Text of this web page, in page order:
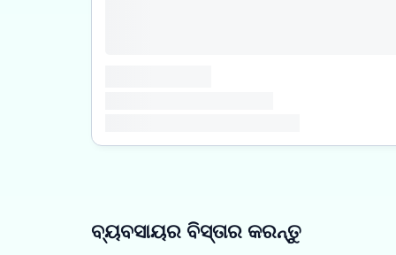
ବ୍ୟବସାୟର ବିସ୍ତାର କରନ୍ତୁ